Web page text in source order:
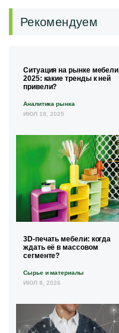
Рекомендуем
Ситуация на рынке мебели
2025: какие тренды к ней
привели?
Аналитика рынка
ИЮЛ 18, 2025
3D-печать мебели: когда
ждать её в массовом
сегменте?
Сырье и материалы
ИЮЛ 8, 2026